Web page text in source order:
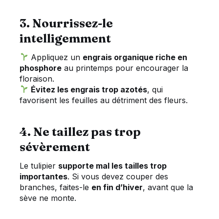
3. Nourrissez-le
intelligemment
Appliquez un engrais organique riche en
phosphore au printemps pour encourager la
floraison.
Évitez les engrais trop azotés, qui
favorisent les feuilles au détriment des fleurs.
4. Ne taillez pas trop
sévèrement
Le tulipier supporte mal les tailles trop
importantes. Si vous devez couper des
branches, faites-le en fin d’hiver, avant que la
sève ne monte.